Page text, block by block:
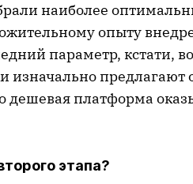
наиболее
опыту
параметр, кстати,
изначально предлагают
дешевая платформа
этапа?